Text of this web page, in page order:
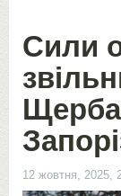
Сили
12 жовтня, 2025,